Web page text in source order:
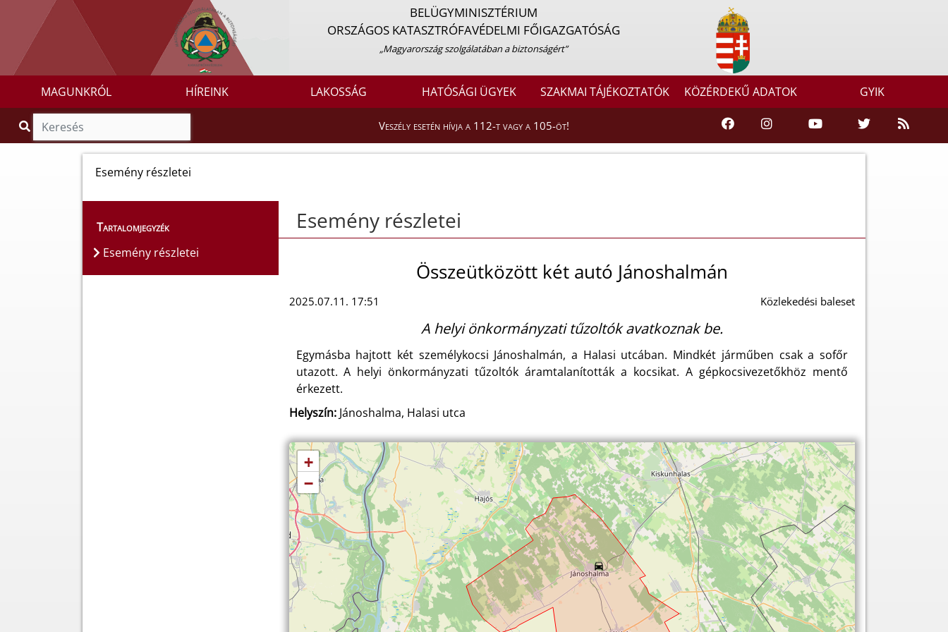
BELÜGYMINISZTÉRIUM
ORSZÁGOS KATASZTRÓFAVÉDELMI FŐIGAZGATÓSÁG
„Magyarország szolgálatában a biztonságért”
MAGUNKRÓL HÍREINK LAKOSSÁG HATÓSÁGI ÜGYEK SZAKMAI TÁJÉKOZTATÓK KÖZÉRDEKŰ ADATOK GYIK
Veszély esetén hívja a 112-t vagy a 105-öt!
Esemény részletei
Tartalomjegyzék
Esemény részletei
Esemény részletei
Összeütközött két autó Jánoshalmán
2025.07.11. 17:51 Közlekedési baleset
A helyi önkormányzati tűzoltók avatkoznak be.
Egymásba hajtott két személykocsi Jánoshalmán, a Halasi utcában. Mindkét járműben csak a sofőr
utazott. A helyi önkormányzati tűzoltók áramtalanították a kocsikat. A gépkocsivezetőkhöz mentő
érkezett.
Helyszín:Jánoshalma, Halasi utca
+
−